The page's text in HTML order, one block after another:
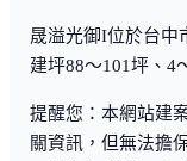
晟溢光御I位於台中
建坪88～101坪、4
提醒您：本網站建
關資訊，但無法擔